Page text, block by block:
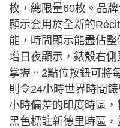
枚，總限量60枚。品
顯示套用於全新的
能，時間顯示能盡佔
增日夜顯示，錶殼右
掌握。2點位按鈕可將
則令24小時世界時間
小時偏差的印度時區
黑色標註新德里時區